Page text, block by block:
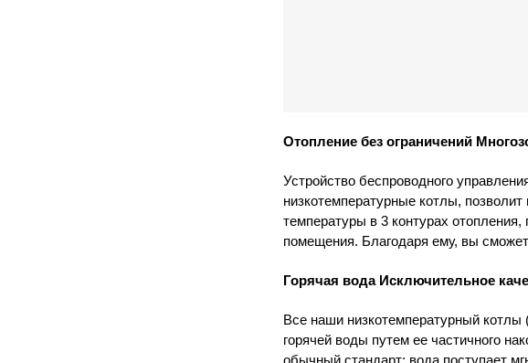
Отопление без ограничений
Устройство беспроводного
низкотемпературные котлы,
температуры в 3 контурах
помещения. Благодаря ему, вы
Горячая вода Исключительное
Все наши низкотемпературный
горячей воды путем ее частичного